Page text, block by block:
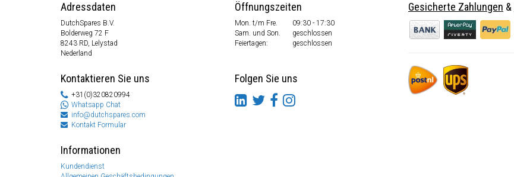
Adressdaten
DutchSpares B.V.
Bolderweg 72 F
8243 RD, Lelystad
Nederland
Kontaktieren Sie uns
+31(0)320820994
Whatsapp Chat
info@dutchspares.com
Kontakt Formular
Informationen
Kundendienst
Öffnungszeiten
Mon. t/m Fre.
09:30 - 17:30
Sam. und Son.
geschlossen
Feiertagen:
geschlossen
Folgen Sie uns
Gesicherte Zahlungen &